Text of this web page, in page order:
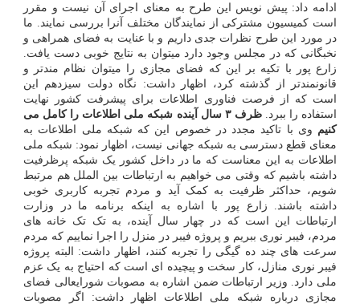
ادامه داد: پیش نویس این طرح به معنای اجرای آن نیست و مقرر
است کمیسیون مشترکی از نمایندگان مختلف آنرا بررسی نمایند. ما
در مورد این طرح نظرات جدی داریم و با عنایت به فضای همراهی و
نخبگانی که در مجلس وجود دارد میتوان به نتایج خوبی دست یافت.
زارع پور با تکیه بر این که فضای مجازی را میتوان نظام مندتر و
قانونمندتر از گذشته کرد، اظهار داشت: نگاه دولت سیزدهم این
است که از فرصت فناوری اطلاعات برای پیشرفت کشور نهایت
استفاده را ببرد.
ظرف ۳ سال آینده شبکه ملی اطلاعات را کامل می
کنیم وی با تاکید مجدد در خصوص این که شبکه ملی اطلاعات به
معنای قطع دسترسی به شبکه جهانی نیست، اظهار نمود: شبکه ملی
اطلاعات به این معناست که ما در داخل کشور یک شبکه پرظرفیت
داشته باشیم که وقتی می خواهیم به ارتباطات بین الملل هم مرتبط
شویم، حداکثر ظرفیت به کمک آید و مردم تجربه کاربری خوبی
داشته باشند. زارع پور با اشاره به اینکه برنامه ما در وزارت
ارتباطات این است که در چهار سال آینده، به تک تک خانه های
مردم، فیبر نوری ببریم و پروژه فیبر در منزل را اجرا نماییم که مردم
سرعت های چند ده گیگی را تجربه کنند، اظهار داشت: البته پروژه
فیبر نوری منازل، کار سخت و پیچیده ای است که احتیاج به یک عزم
ملی دارد. وزیر ارتباطات ضمن اشاره به مصوبات شورایعالی فضای
مجازی درباره شبکه ملی اطلاعات اظهار داشت: اگر مصوبات